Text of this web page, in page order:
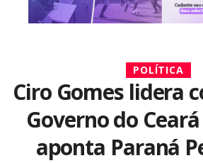
POLÍTICA
Ciro Gomes lidera
Governo do
aponta Paraná